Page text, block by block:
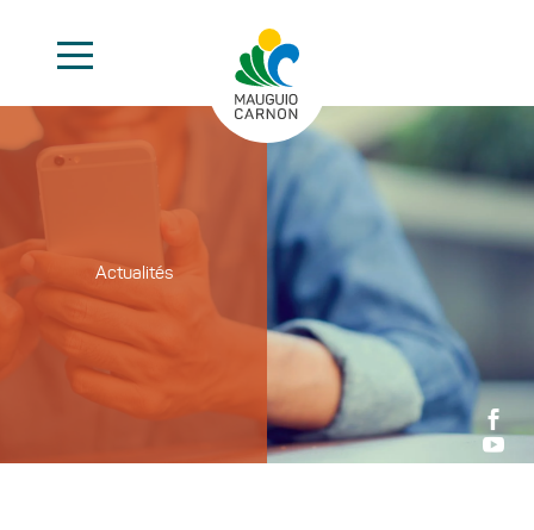


Actualités